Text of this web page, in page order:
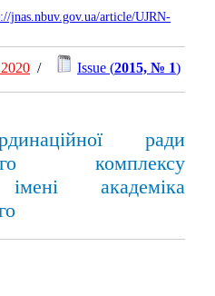
jnas.nbuv.gov.ua/article/UJRN-
/ Issue (2015, № 1)
ради
комплексу
академіка